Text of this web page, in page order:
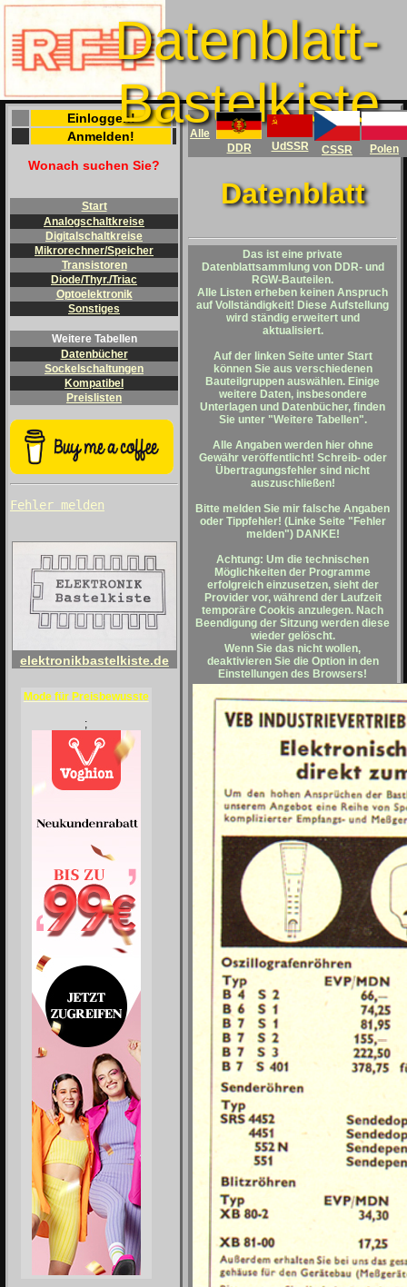
Datenblatt-
Bastelkiste
Einloggen!
Anmelden!
Wonach suchen Sie?
Start
Analogschaltkreise
Digitalschaltkreise
Mikrorechner/Speicher
Transistoren
Diode/Thyr./Triac
Optoelektronik
Sonstiges
Weitere Tabellen
Datenbücher
Sockelschaltungen
Kompatibel
Preislisten
Fehler melden
elektronikbastelkiste.de
Mode für Preisbewusste
;
Alle
DDR
UdSSR CSSR Polen
Datenblatt
Das ist eine private
Datenblattsammlung von DDR- und
RGW-Bauteilen.
Alle Listen erheben keinen Anspruch
auf Vollständigkeit! Diese Aufstellung
wird ständig erweitert und
aktualisiert.
Auf der linken Seite unter Start
können Sie aus verschiedenen
Bauteilgruppen auswählen. Einige
weitere Daten, insbesondere
Unterlagen und Datenbücher, finden
Sie unter "Weitere Tabellen".
Alle Angaben werden hier ohne
Gewähr veröffentlicht! Schreib- oder
Übertragungsfehler sind nicht
auszuschließen!
Bitte melden Sie mir falsche Angaben
oder Tippfehler! (Linke Seite "Fehler
melden") DANKE!
Achtung: Um die technischen
Möglichkeiten der Programme
erfolgreich einzusetzen, sieht der
Provider vor, während der Laufzeit
temporäre Cookis anzulegen. Nach
Beendigung der Sitzung werden diese
wieder gelöscht.
Wenn Sie das nicht wollen,
deaktivieren Sie die Option in den
Einstellungen des Browsers!